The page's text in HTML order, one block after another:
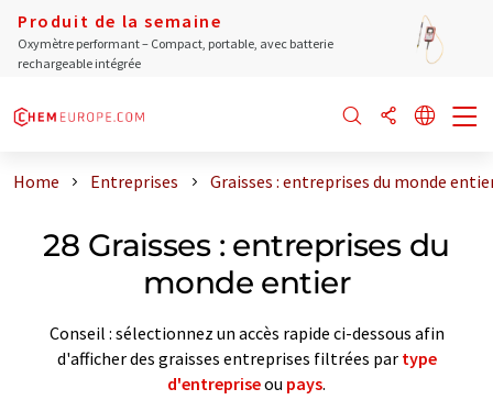
Produit de la semaine
Oxymètre performant – Compact, portable, avec batterie
rechargeable intégrée
Home Entreprises Graisses : entreprises du monde
28 Graisses : entreprises du
monde entier
Conseil : sélectionnez un accès rapide ci-dessous afin
d'afficher des graisses entreprises filtrées par type
d'entrepriseou pays.